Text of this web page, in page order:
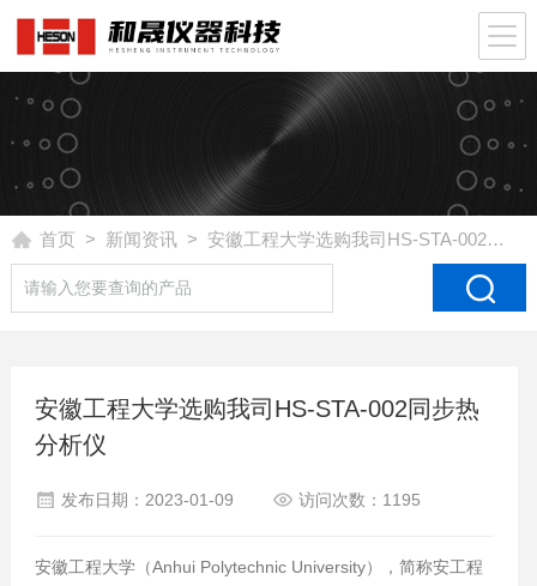
首页 > 新闻资讯> 安徽工程大学选购我司HS-STA-002同步热分析仪
安徽工程大学选购我司HS-STA-002同步热
分析仪
发布日期：2023-01-09 访问次数：1195
安徽工程大学（Anhui Polytechnic University），简称安工程